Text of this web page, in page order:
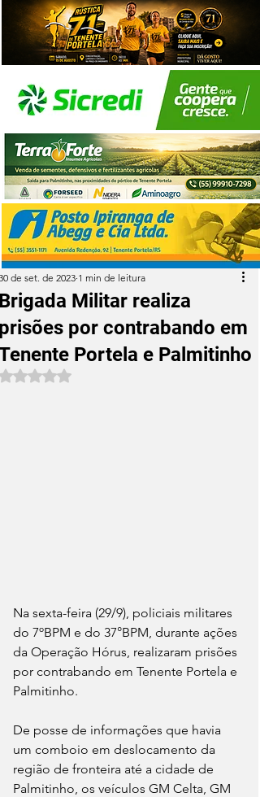
Militar realiza
por contrabando em
Portela e Palmitinho
de set. de 2023 1 min de leitura
Avaliado com NaN de 5 estrelas.
Na sexta-feira (29/9), policiais militares
do 7ºBPM e do 37°BPM, durante ações
da Operação Hórus, realizaram prisões
por contrabando em Tenente Portela e
Palmitinho.
De posse de informações que havia
um comboio em deslocamento da
região de fronteira até a cidade de
Palmitinho, os veículos GM Celta, GM